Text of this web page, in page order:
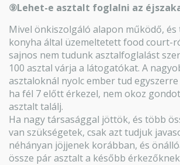
⑨Lehet-e asztalt foglalni az
Mivel önkiszolgáló alapon működő,
konyha által üzemeltetett food court-
sajnos nem tudunk asztalfoglalást
100 asztal várja a látogatókat. A
asztaloknál nyolc ember tud
ha fél 7 előtt érkezel, nem okoz
asztalt találj.
Ha nagy társasággal jöttök, és több
van szükségetek, csak azt tudjuk
néhányan jöjjenek korábban, és
össze pár asztalt a később